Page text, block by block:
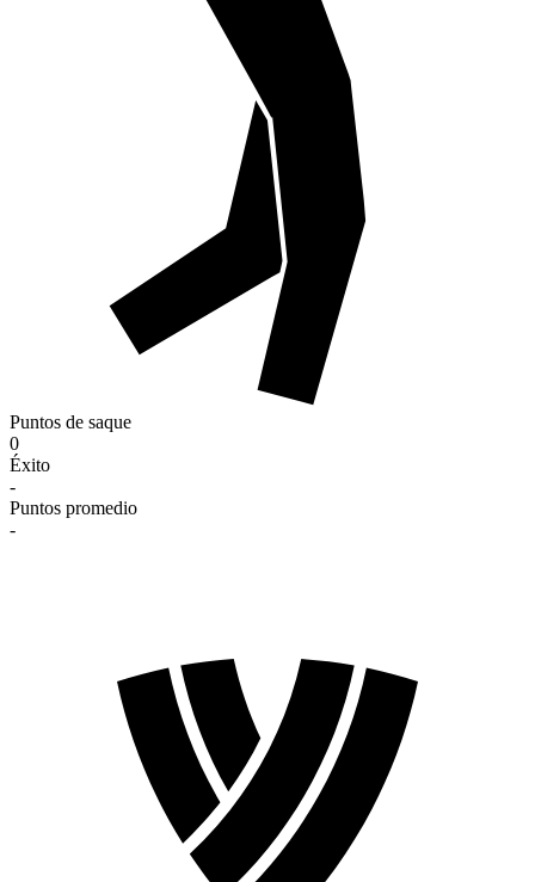
Puntos de saque
0
Éxito
-
Puntos promedio
-